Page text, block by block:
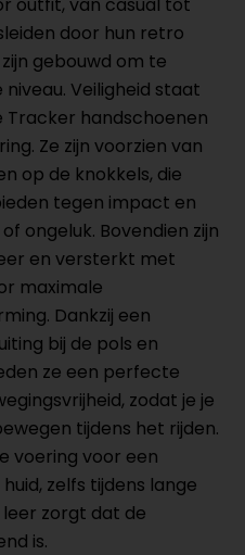
door hun retro
gebouwd om te
Veiligheid staat
Tracker handschoenen
Ze zijn voorzien van
op de knokkels, die
tegen impact en
ongeluk. Bovendien zijn
en versterkt met
maximale
Dankzij een
bij de pols en
ze een perfecte
zodat je je
tijdens het rijden.
voering voor een
zelfs tijdens lange
zorgt dat de
is.